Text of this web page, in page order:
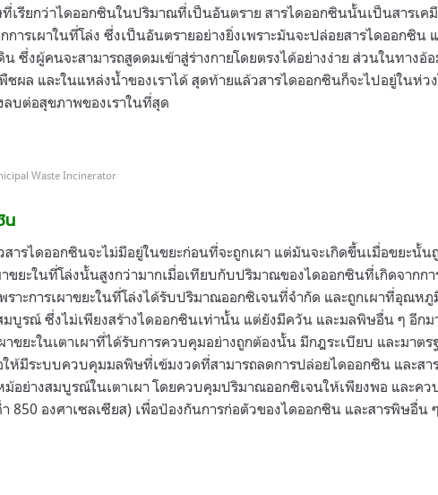
ที่เรียกว่าไดออกซินในปริมาณที่เป็นอันตราย สารไดออกซินนั้นเป็นสารเค
การเผาในที่โล่ง ซึ่งเป็นอันตรายอย่างยิ่งเพราะมันจะปล่อยสารไดออกซิน
ซึ่งผู้คนจะสามารถสูดดมเข้าสู่ร่างกายโดยตรงได้อย่างง่าย ส่วนในทางอ้
ผล และในแหล่งน้ำของเราได้ สุดท้ายแล้วสารไดออกซินก็จะไปอยู่ในห่วง
ลบต่อสุขภาพของเราในที่สุด
Waste Incinerator
น
ารไดออกซินจะไม่มีอยู่ในขยะก่อนที่จะถูกเผา แต่มันจะเกิดขึ้นเมื่อขยะนั้
ขยะในที่โล่งนั้นสูงกว่ามากเมื่อเทียบกับปริมาณของไดออกซินที่เกิดจากกา
ราะการเผาขยะในที่โล่งได้รับปริมาณออกซิเจนที่จำกัด และถูกเผาที่อุณห
บูรณ์ ซึ่งไม่เพียงสร้างไดออกซินเท่านั้น แต่ยังมีควัน และมลพิษอื่น ๆ อีกม
าขยะในเตาเผาที่ได้รับการควบคุมอย่างถูกต้องนั้น มีกฎระเบียบ และมาตร
ให้มีระบบควบคุมมลพิษที่เข้มงวดที่สามารถลดการปล่อยไดออกซิน และสา
ม้อย่างสมบูรณ์ในเตาเผา โดยควบคุมปริมาณออกซิเจนให้เพียงพอ และค
850 องศาเซลเซียส) เพื่อป้องกันการก่อตัวของไดออกซิน และสารพิษอื่น